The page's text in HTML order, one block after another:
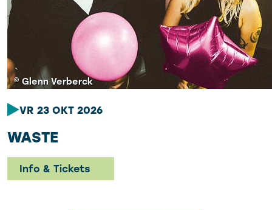
© Glenn Verberck
VR 23 OKT 2026
WASTE
Info & Tickets